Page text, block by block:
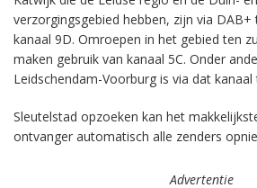
verzorgingsgebied hebben, zijn via
kanaal 9D. Omroepen in het gebied ten
maken gebruik van kanaal 5C. Onder
Leidschendam-Voorburg is via dat kanaal
Sleutelstad opzoeken kan het
ontvanger automatisch alle zenders
Advertentie